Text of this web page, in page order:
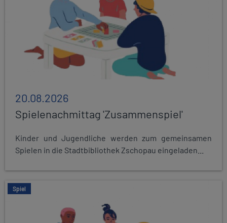
20.08.2026
Spielenachmittag 'Zusammenspiel'
Kinder und Jugendliche werden zum gemeinsamen
Spielen in die Stadtbibliothek Zschopau eingeladen...
Spiel